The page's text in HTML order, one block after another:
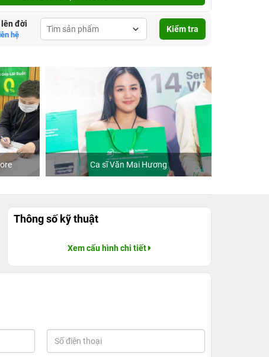
lên đời
hệ
Kiểm tra
Ca sĩ Văn Mai Hương
Thông số kỹ thuật
Xem cấu hình chi tiết